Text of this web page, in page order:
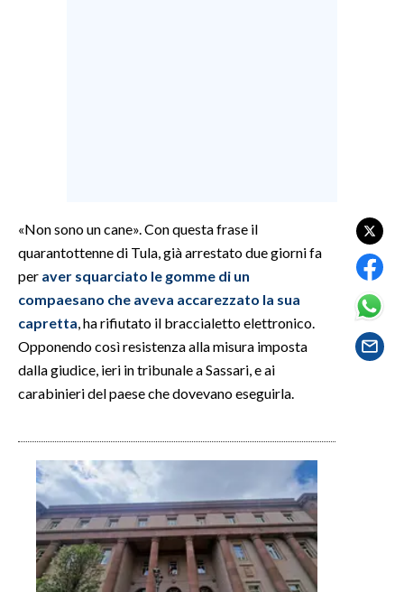
SARDEGNA TURISMO
SARDI NEL MONDO
NOTIZIE
EVENTI
#CARAUNIONE
3 MINUTI CON
INSULARITÀ
INFO AZIENDE
ABBONATI
ANNUNCI
«Non sono un cane». Con questa frase il
quarantottenne di Tula, già arrestato due giorni fa
per aver squarciato le gomme di un
compaesano che aveva accarezzato la sua
capretta , ha rifiutato il braccialetto elettronico.
Opponendo così resistenza alla misura imposta
dalla giudice, ieri in tribunale a Sassari, e ai
carabinieri del paese che dovevano eseguirla.